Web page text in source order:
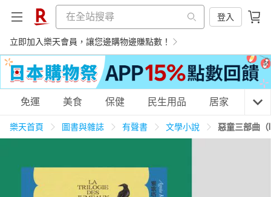
登入
立即加入樂天會員，讓您邊購物邊賺點數！
購物網分類
免運 美食 保健 民生用品 居家 3C
樂天首頁 圖書與雜誌 有聲書 文學小說 惡童三部曲